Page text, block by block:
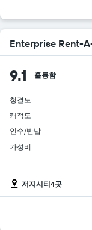
Enterprise Rent-
9.1 훌륭함
청결도
쾌적도
인수/반납
가성비
저지시티4곳